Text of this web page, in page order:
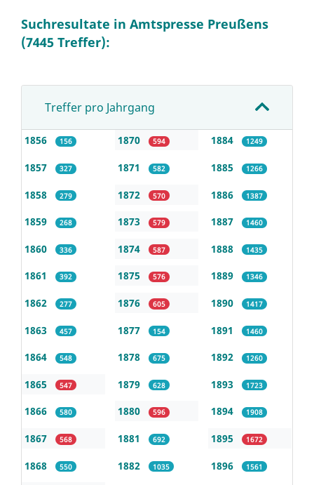
Suchresultate in Amtspresse Preußens
(7445 Treffer):
Treffer pro Jahrgang
1856 156
1857 327
1858 279
1859 268
1860 336
1861 392
1862 277
1863 457
1864 548
1865 547
1866 580
1867 568
1868 550
1870 594
1871 582
1872 570
1873 579
1874 587
1875 576
1876 605
1877 154
1878 675
1879 628
1880 596
1881 692
1882 1035
1884 1249
1885 1266
1886 1387
1887 1460
1888 1435
1889 1346
1890 1417
1891 1460
1892 1260
1893 1723
1894 1908
1895 1672
1896 1561